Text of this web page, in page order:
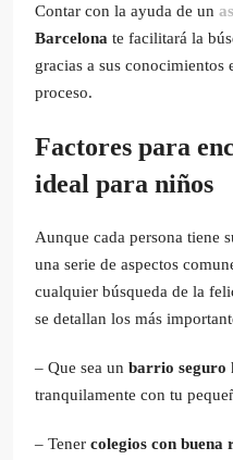
Contar con la ayuda de un
Barcelona te facilitará la
gracias a sus
proceso.
Factores para
ideal para niños
Aunque cada persona tiene
una serie de aspectos
cualquier búsqueda de la
se detallan los más
– Que sea un barrio seguro
tranquilamente con tu
– Tener colegios con buena